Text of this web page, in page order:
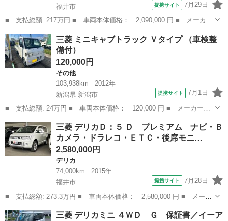
福井市
提携サイト 7月29日
■ 支払総額: 217万円 ■ 車両本体価格： 2,090,000 円 ■ メーカー
名： 三菱 ■ 車種名： デリカミニ ■ グレード名： Ｔ プレミ
アム 踏み間違い衝突防止アシスト ４ｗｄ メモリナビ キーレス
エントリー...
福井 福井市 三菱
三菱 ミニキャブトラック Ｖタイプ （車検整
備付）
120,000円
その他
103,938km
2012年
新潟県 新潟市
提携サイト 7月1日
■ 支払総額: 24万円 ■ 車両本体価格： 120,000 円 ■ メーカー
名： 三菱 ■ 車種名： ミニキャブトラック ■ グレード名： Ｖ
タイプ ■ 排気量： 660cc ■ ドア枚数： 2D ■ ミッション：
MT...
新潟 新潟市 その他
三菱 デリカＤ：５ Ｄ プレミアム ナビ・Ｂ
カメラ・ドラレコ・ＥＴＣ・後席モニ…
2,580,000円
デリカ
74,000km
2015年
福井市
提携サイト 7月28日
■ 支払総額: 273.3万円 ■ 車両本体価格： 2,580,000 円 ■ メーカ
ー名： 三菱 ■ 車種名： デリカＤ：５ ■ グレード名： Ｄ プ
レミアム ナビ・Ｂカメラ・ドラレコ・ＥＴＣ・後席モニタ ■ 排気
福井 福井市 デリカ
三菱 デリカミニ ４ＷＤ Ｇ 保証書／イーア